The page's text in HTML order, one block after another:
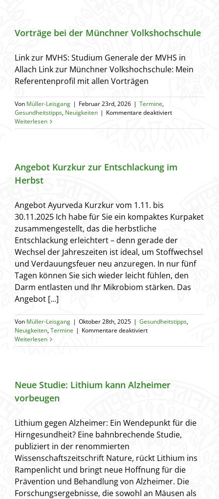
wichtig
Vorträge bei der Münchner Volkshochschule
Link zur MVHS: Studium Generale der MVHS in
Allach Link zur Münchner Volkshochschule: Mein
Referentenprofil mit allen Vorträgen
Von Müller-Leisgang | Februar 23rd, 2026 | Termine,
Gesundheitstipps, Neuigkeiten | Kommentare deaktiviertfür
bei
Weiterlesen
Angebot Kurzkur zur Entschlackung im
Herbst
Angebot Ayurveda Kurzkur vom 1.11. bis
30.11.2025 Ich habe für Sie ein kompaktes Kurpaket
zusammengestellt, das die herbstliche
Entschlackung erleichtert – denn gerade der
Wechsel der Jahreszeiten ist ideal, um Stoffwechsel
und Verdauungsfeuer neu anzuregen. In nur fünf
Tagen können Sie sich wieder leicht fühlen, den
Darm entlasten und Ihr Mikrobiom stärken. Das
Angebot [...]
Von Müller-Leisgang | Oktober 28th, 2025 | Gesundheitstipps,
Neuigkeiten,Termine | Kommentare deaktiviertfür
Kurzkur
Herbst
Weiterlesen
Neue Studie: Lithium kann Alzheimer
vorbeugen
Lithium gegen Alzheimer: Ein Wendepunkt für die
Hirngesundheit? Eine bahnbrechende Studie,
publiziert in der renommierten
Wissenschaftszeitschrift Nature, rückt Lithium ins
Rampenlicht und bringt neue Hoffnung für die
Prävention und Behandlung von Alzheimer. Die
Forschungsergebnisse, die sowohl an Mäusen als